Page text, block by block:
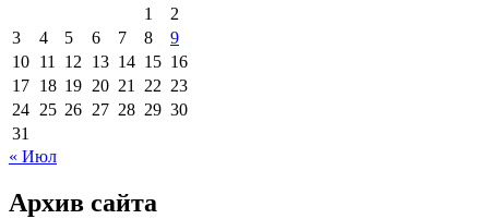
1
2
3
4 5 6 7 8
9
10 11 12 13 14 15 16
17 18 19 20 21 22 23
24 25 26 27 28 29 30
31
« Июл
Архив сайта